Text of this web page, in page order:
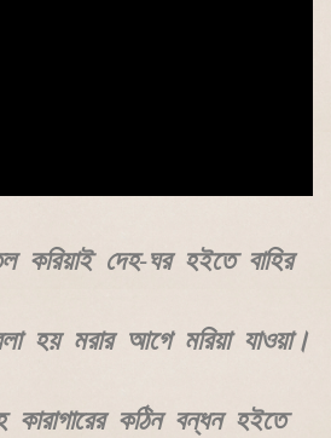
দেহ-ঘর হইতে বাহির
হয় মরার আগে মরিয়া যাওয়া।
কারাগারের কঠিন বন্ধন হইতে